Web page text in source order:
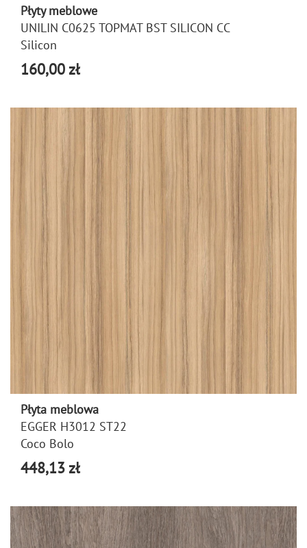
Płyty meblowe
UNILIN C0625 TOPMAT BST SILICON CC
Silicon
160,00 zł
Płyta meblowa
EGGER H3012 ST22
Coco Bolo
448,13 zł